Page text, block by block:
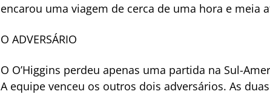
encarou uma viagem de cerca de uma hora e meia
O ADVERSÁRIO
O O’Higgins perdeu apenas uma partida na Sul-
A equipe venceu os outros dois adversários. As